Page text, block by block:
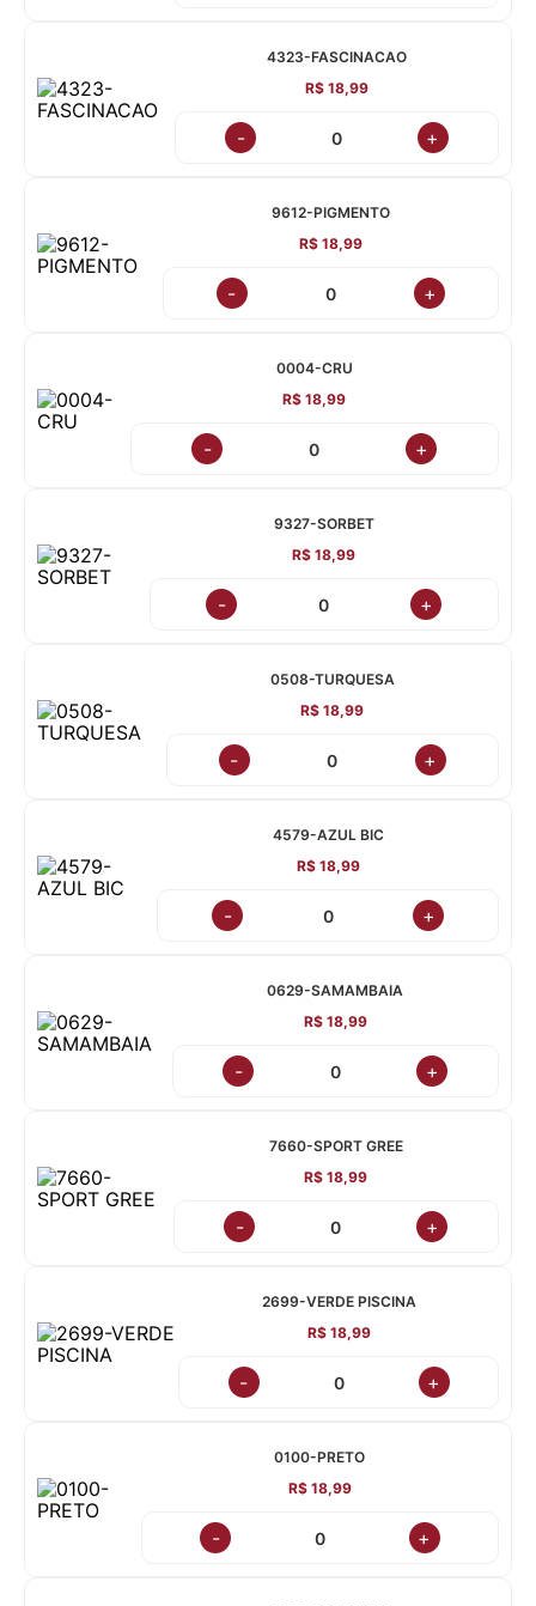
4323-FASCINACAO
R$ 18,99
- +
9612-PIGMENTO
R$ 18,99
- +
0004-CRU
R$ 18,99
- +
9327-SORBET
R$ 18,99
- +
0508-TURQUESA
R$ 18,99
- +
4579-AZUL BIC
R$ 18,99
- +
0629-SAMAMBAIA
R$ 18,99
- +
7660-SPORT GREE
R$ 18,99
- +
2699-VERDE PISCINA
R$ 18,99
- +
0100-PRETO
R$ 18,99
- +